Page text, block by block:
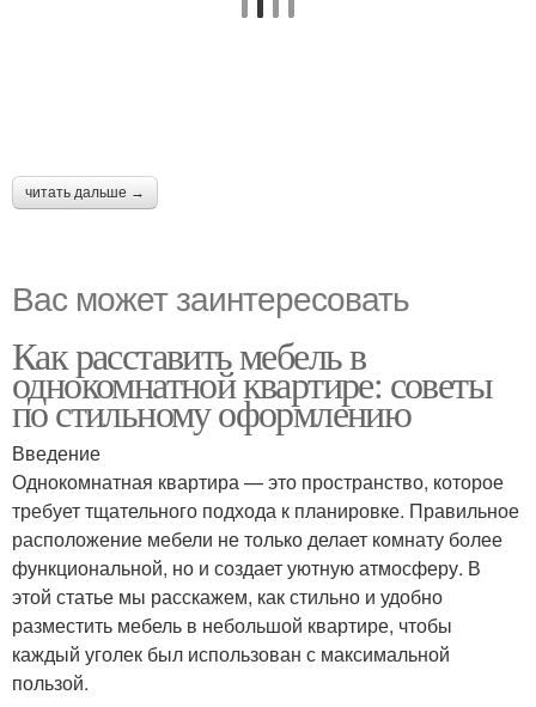
читать дальше →
Вас может заинтересовать
Как расставить мебель в
однокомнатной квартире: советы
по стильному оформлению
Введение
Однокомнатная квартира — это пространство, которое
требует тщательного подхода к планировке. Правильное
расположение мебели не только делает комнату более
функциональной, но и создает уютную атмосферу. В
этой статье мы расскажем, как стильно и удобно
разместить мебель в небольшой квартире, чтобы
каждый уголек был использован с максимальной
пользой.